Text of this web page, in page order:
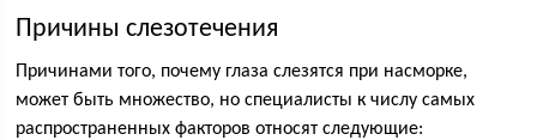
Причины слезотечения
Причинами того, почему глаза слезятся при насморке,
может быть множество, но специалисты к числу самых
распространенных факторов относят следующие: